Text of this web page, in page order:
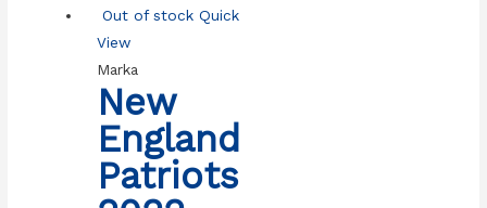
Out of stock Quick
View
Marka
New
England
Patriots